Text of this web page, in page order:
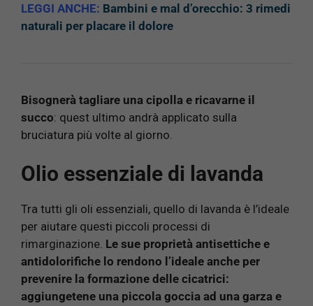
LEGGI ANCHE: Bambini e mal d’orecchio: 3 rimedi
naturali per placare il dolore
Bisognerà tagliare una cipolla e ricavarne il
succo: quest ultimo andrà applicato sulla
bruciatura più volte al giorno.
Olio essenziale di lavanda
Tra tutti gli oli essenziali, quello di lavanda è l’ideale
per aiutare questi piccoli processi di
rimarginazione. Le sue proprietà antisettiche e
antidolorifiche lo rendono l’ideale anche per
prevenire la formazione delle cicatrici:
aggiungetene una piccola goccia ad una garza e